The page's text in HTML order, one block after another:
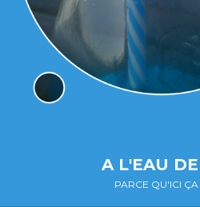
A L'EAU
PARCE QU'ICI ÇA